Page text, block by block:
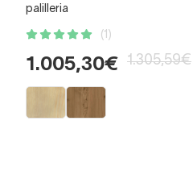
palilleria
(1)
1.005,30€ 1.305,59€